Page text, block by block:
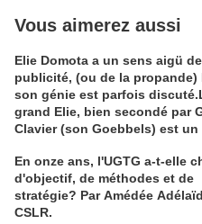
Vous aimerez aussi
Elie Domota a un sens aigü
publicité, (ou de la propande)
son génie est parfois
grand Elie, bien secondé par
Clavier (son Goebbels) est un
de quoi ? Les Guadeloupéens sont
divisés à ce sujet et Elie en
leur majorité que son génie
pas. C'est comme en amour le
En onze ans, l'UGTG a-t-elle
d'objectif, de méthodes et de
stratégie? Par Amédée
CSLR.